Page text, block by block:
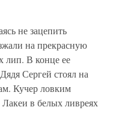
не зацепить
на прекрасную
лип. В конце ее
Сергей стоял на
Кучер ловким
в белых ливреях